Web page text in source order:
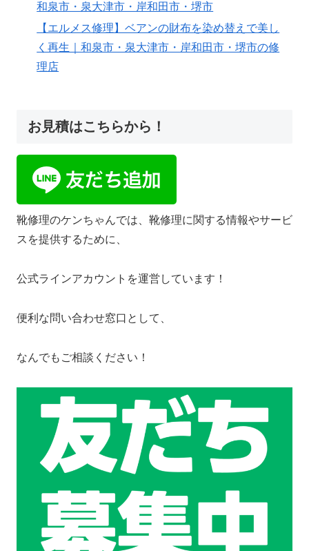
和泉市・泉大津市・岸和田市・堺市
【エルメス修理】ベアンの財布を染め替えで美し
く再生｜和泉市・泉大津市・岸和田市・堺市の修
理店
お見積はこちらから！
靴修理のケンちゃんでは、靴修理に関する情報やサービ
スを提供するために、
公式ラインアカウントを運営しています！
便利な問い合わせ窓口として、
なんでもご相談ください！